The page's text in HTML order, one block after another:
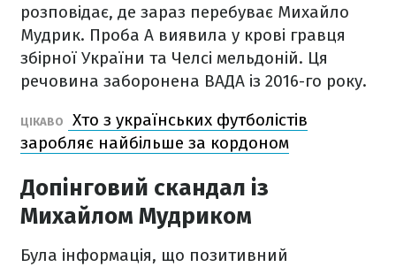
розповідає, де зараз перебуває Михайло
Мудрик. Проба А виявила у крові гравця
збірної України та Челсі мельдоній. Ця
речовина заборонена ВАДА із 2016-го року.
ЦІКАВО
Хто з українських футболістів
заробляє найбільше за кордоном
Допінговий скандал із
Михайлом Мудриком
Була інформація, що позитивний